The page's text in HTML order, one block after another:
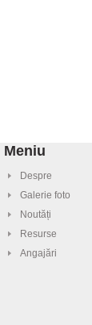
Meniu
Despre
Galerie foto
Noutăți
Resurse
Angajări